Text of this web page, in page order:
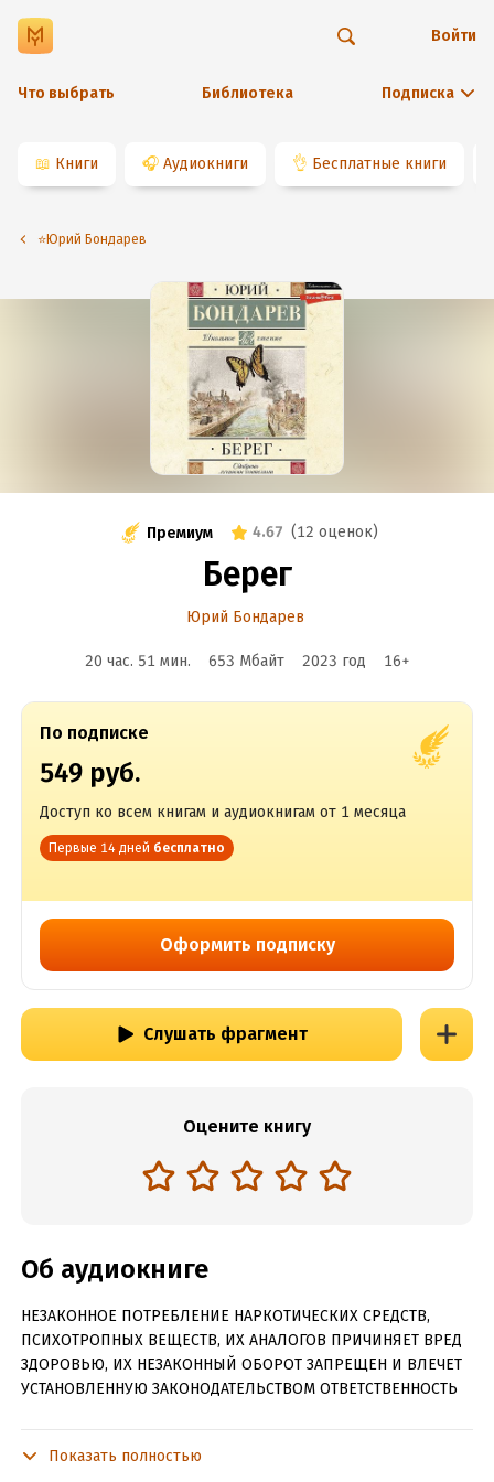
Что выбрать Библиотека Подписка
Войти
📖 Книги 🎧 Аудиокниги 👌 Бесплатные книги
⭐️Юрий Бондарев
Премиум 4.67 (12 оценок)
Берег
Юрий Бондарев
20 час. 51 мин. 653 Мбайт 2023 год 16+
По подписке
549 руб.
Доступ ко всем книгам и аудиокнигам от 1 месяца
Первые 14 дней бесплатно
Оформить подписку
Слушать фрагмент
Оцените книгу
Об аудиокниге
НЕЗАКОННОЕ ПОТРЕБЛЕНИЕ НАРКОТИЧЕСКИХ СРЕДСТВ,
ПСИХОТРОПНЫХ ВЕЩЕСТВ, ИХ АНАЛОГОВ ПРИЧИНЯЕТ ВРЕД
ЗДОРОВЬЮ, ИХ НЕЗАКОННЫЙ ОБОРОТ ЗАПРЕЩЕН И ВЛЕЧЕТ
УСТАНОВЛЕННУЮ ЗАКОНОДАТЕЛЬСТВОМ ОТВЕТСТВЕННОСТЬ
ужас, страх и честная военная проза. И превыше всего
Показать полностью